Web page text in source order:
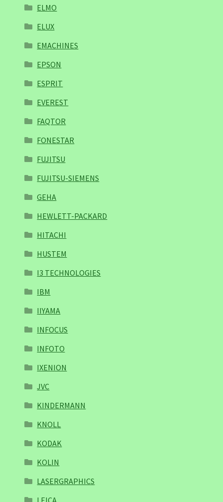
ELMO
ELUX
EMACHINES
EPSON
ESPRIT
EVEREST
FAQTOR
FONESTAR
FUJITSU
FUJITSU-SIEMENS
GEHA
HEWLETT-PACKARD
HITACHI
HUSTEM
I3 TECHNOLOGIES
IBM
IIYAMA
INFOCUS
INFOTO
IXENION
JVC
KINDERMANN
KNOLL
KODAK
KOLIN
LASERGRAPHICS